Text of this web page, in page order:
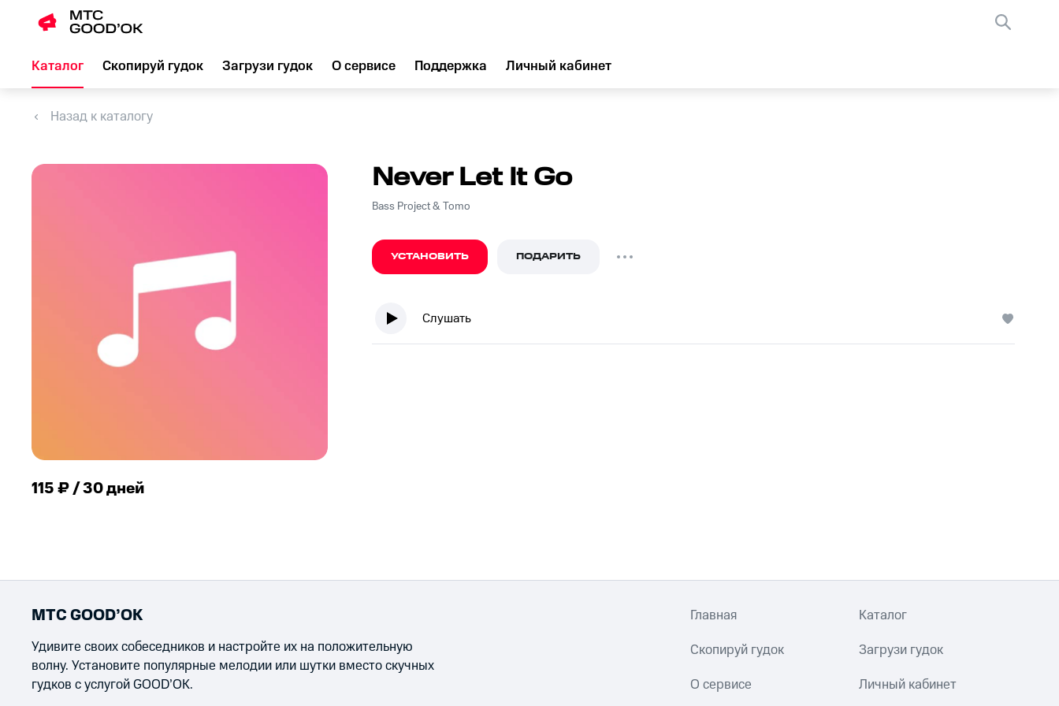
Каталог Скопируй гудок Загрузи гудок О сервисе Поддержка Личный кабинет
Назад к каталогу
115 ₽ / 30 дней
Never Let It Go
Bass Project & Tomo
УСТАНОВИТЬ ПОДАРИТЬ
Слушать
МТС GOOD’OK
Удивите своих собеседников и настройте их на положительную
волну. Установите популярные мелодии или шутки вместо скучных
гудков с услугой GOOD’OK.
Главная Каталог
Скопируй гудок Загрузи гудок
О сервисе Личный кабинет